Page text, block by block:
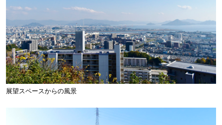
展望スペースからの風景